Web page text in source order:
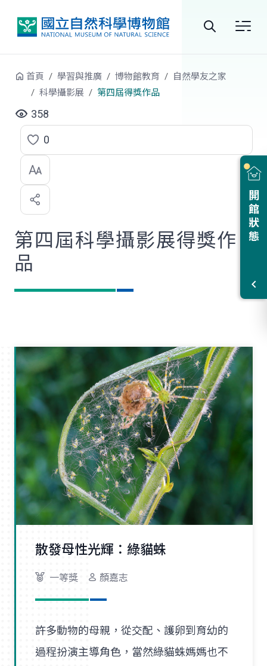
站
開館狀態
首頁 學習與推廣 博物館教育
自然學友之家
科學攝影展
第四屆得獎作品
358
點
選
喜
歡
0
第四屆科學攝影展得獎作
品
散發母性光輝：綠貓蛛
一等獎 顏嘉志
許多動物的母親，從交配、護卵到育幼的
過程扮演主導角色，當然綠貓蛛媽媽也不